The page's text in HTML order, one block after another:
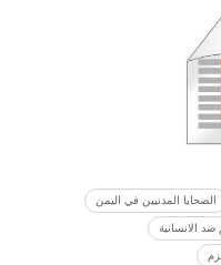
الضحايا المدنيين في اليمن
ضد الانسانية